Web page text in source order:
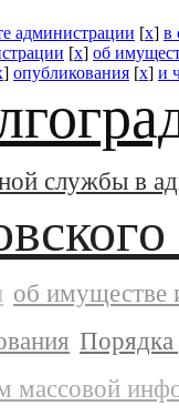
администрации [x] в
[x] об
] опубликования [x] и
службы в
об имуществе
Порядка
массовой